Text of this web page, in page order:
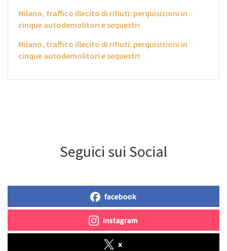
Milano, traffico illecito di rifiuti: perquisizioni in
cinque autodemolitori e sequestri
Milano, traffico illecito di rifiuti: perquisizioni in
cinque autodemolitori e sequestri
Seguici sui Social
facebook
instagram
x